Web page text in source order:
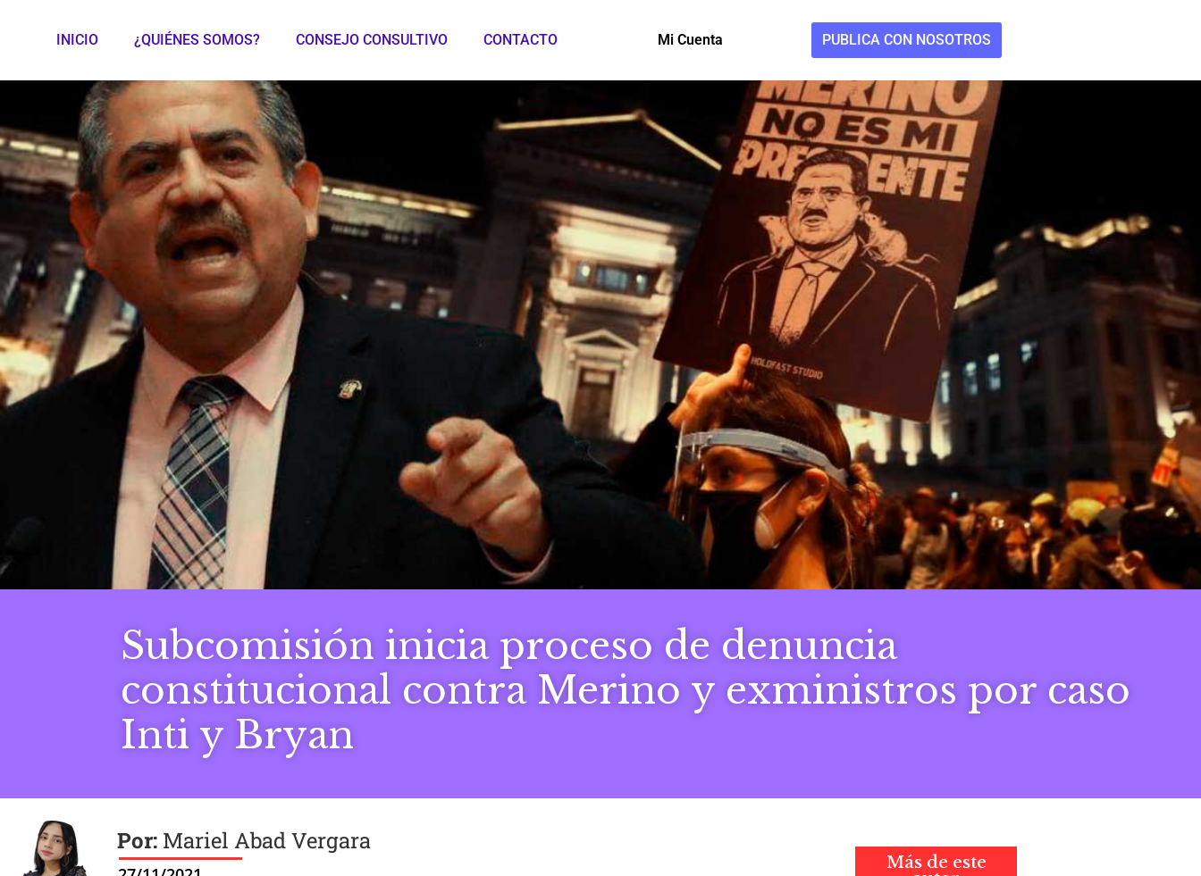
INICIO ¿QUIÉNES SOMOS? CONSEJO CONSULTIVO CONTACTO Mi Cuenta PUBLICA CON NOSOTROS
Subcomisión inicia proceso de denuncia
constitucional contra Merino y exministros por caso
Inti y Bryan
Mariel Abad Vergara
Más de este